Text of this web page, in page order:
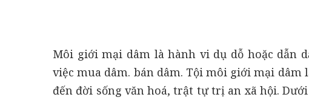
Môi giới mại dâm là hành vi dụ dỗ hoặc dẫn
việc mua dâm. bán dâm. Tội môi giới mại
đến đời sống văn hoá, trật tự trị an xã hội.